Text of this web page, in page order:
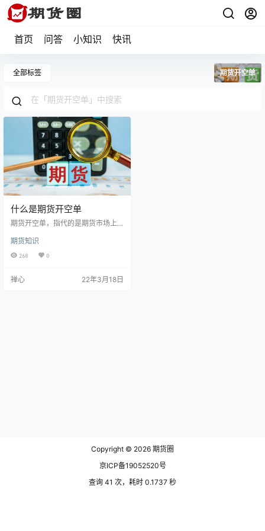
首页 问答 小知识 快讯
全部标签 期货开空单
什么是期货开空单
期货开空单，指代的是期货市场上
然后卖出变现，在未来某个时间再
次买入该期货合约的标的资产进行
期货知识
268 0
禅心 22年3月18日
Copyright © 2026 期货圈
京ICP备19052520号
查询 41 次，耗时 0.1737 秒